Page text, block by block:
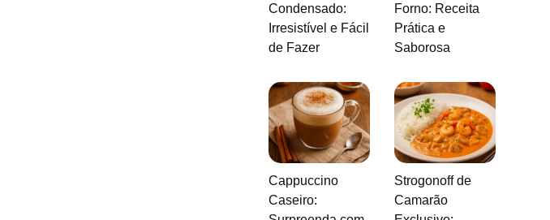
Condensado:
Irresistível e Fácil
de Fazer
Forno: Receita
Prática e
Saborosa
Cappuccino
Caseiro:
Strogonoff de
Camarão